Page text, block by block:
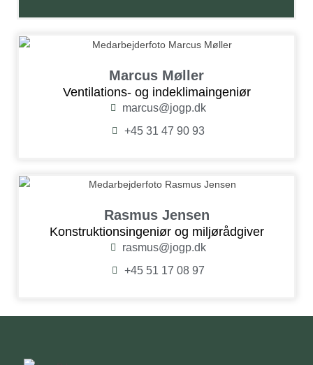
Marcus Møller
Ventilations- og indeklimaingeniør
marcus@jogp.dk
+45 31 47 90 93
Rasmus Jensen
Konstruktionsingeniør og miljørådgiver
rasmus@jogp.dk
+45 51 17 08 97